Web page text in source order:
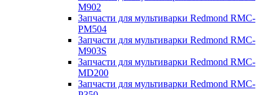
M902
Запчасти для мультиварки Redmond RMC-
PM504
Запчасти для мультиварки Redmond RMC-
M903S
Запчасти для мультиварки Redmond RMC-
MD200
Запчасти для мультиварки Redmond RMC-